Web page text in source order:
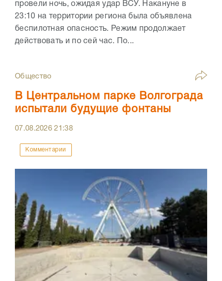
провели ночь, ожидая удар ВСУ. Накануне в
23:10 на территории региона была объявлена
беспилотная опасность. Режим продолжает
действовать и по сей час. По...
Общество
В Центральном парке Волгограда
испытали будущие фонтаны
07.08.202621:38
Комментарии